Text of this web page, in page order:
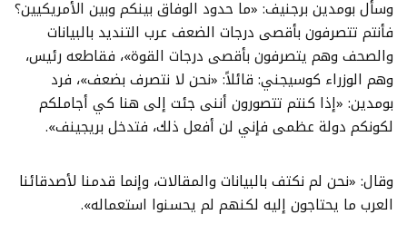
وسأل بومدين برجنيف: «ما حدود الوفاق بينكم وبين الأمريكيين؟
فأنتم تتصرفون بأقصى درجات الضعف عرب التنديد بالبيانات
والصحف وهم يتصرفون بأقصى درجات القوة»، فقاطعه رئيس،
وهم الوزراء كوسيجني: قائلاً: «نحن لا نتصرف بضعف»، فرد
بومدين: «إذا كنتم تتصورون أننى جئت إلى هنا كي أجاملكم
لكونكم دولة عظمى فإني لن أفعل ذلك، فتدخل بريجينف».
وقال: «نحن لم نكتف بالبيانات والمقالات، وإنما قدمنا لأصدقائنا
العرب ما يحتاجون إليه لكنهم لم يحسنوا استعماله».